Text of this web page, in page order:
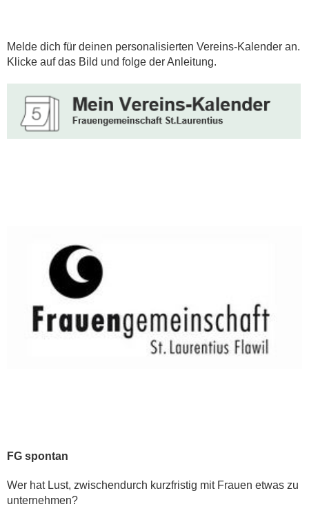
Melde dich für deinen personalisierten Vereins-Kalender an.
Klicke auf das Bild und folge der Anleitung.
FG spontan
Wer hat Lust, zwischendurch kurzfristig mit Frauen etwas zu
unternehmen?